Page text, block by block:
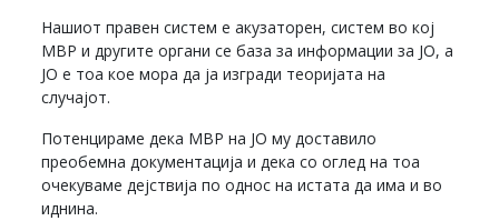
Нашиот правен систем е акузаторен, систем во кој
МВР и другите органи се база за информации за ЈО, а
ЈО е тоа кое мора да ја изгради теоријата на
случајот.
Потенцираме дека МВР на ЈО му доставило
преобемна документација и дека со оглед на тоа
очекуваме дејствија по однос на истата да има и во
иднина.